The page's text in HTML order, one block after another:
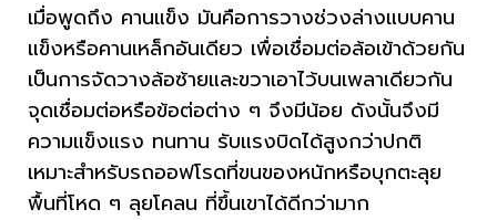
เมื่อพูดถึง คานแข็ง มันคือการวางช่วงล่างแบบคาน
แข็งหรือคานเหล็กอันเดียว เพื่อเชื่อมต่อล้อเข้าด้วยกัน
เป็นการจัดวางล้อซ้ายและขวาเอาไว้บนเพลาเดียวกัน
จุดเชื่อมต่อหรือข้อต่อต่าง ๆ จึงมีน้อย ดังนั้นจึงมี
ความแข็งแรง ทนทาน รับแรงบิดได้สูงกว่าปกติ
เหมาะสำหรับรถออฟโรดที่ขนของหนักหรือบุกตะลุย
พื้นที่โหด ๆ ลุยโคลน ที่ขึ้นเขาได้ดีกว่ามาก